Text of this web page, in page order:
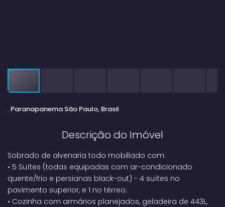
Paranapanema São Paulo, Brasil
Descrição do Imóvel
Sobrado de alvenaria todo mobiliado com:
• 5 Suítes (todas equipadas com ar-condicionado
quente/frio e persianas black-out) - 4 suítes no
pavimento superior, e 1 no térreo;
• Cozinha com armários planejados, geladeira de 443L,